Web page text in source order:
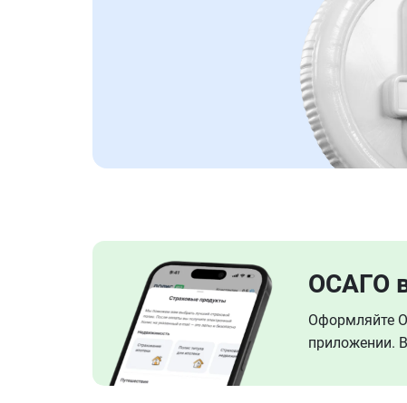
ОСАГО
Оформляйте
приложении.